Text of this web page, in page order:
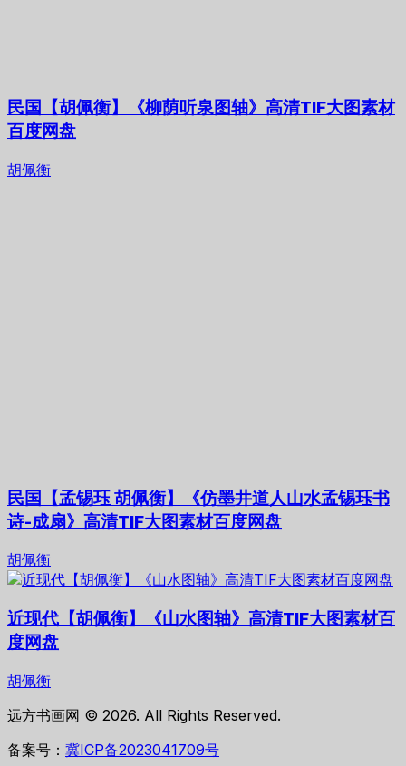
民国【胡佩衡】《柳荫听泉图轴》高清TIF大图素材
百度网盘
胡佩衡
民国【孟锡珏 胡佩衡】《仿墨井道人山水孟锡珏书
诗-成扇》高清TIF大图素材百度网盘
胡佩衡
近现代【胡佩衡】《山水图轴》高清TIF大图素材百
度网盘
胡佩衡
远方书画网 © 2026. All Rights Reserved.
备案号： 冀ICP备2023041709号